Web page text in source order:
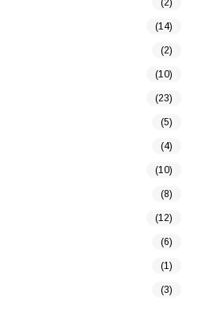
(2)
(14)
(2)
(10)
(23)
(5)
(4)
(10)
(8)
(12)
(6)
(1)
(3)